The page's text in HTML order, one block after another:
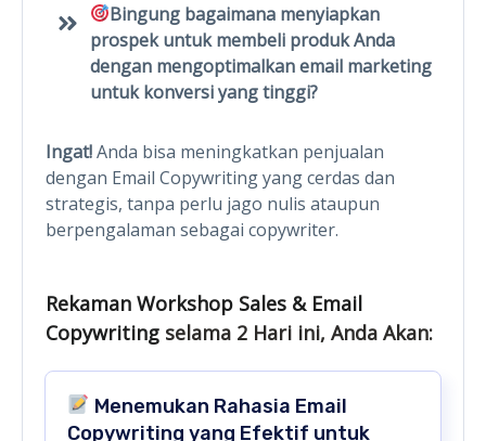
Bingung bagaimana menyiapkan
prospek untuk membeli produk Anda
dengan mengoptimalkan email marketing
untuk konversi yang tinggi?
Ingat!Anda bisa meningkatkan penjualan
dengan Email Copywriting yang cerdas dan
strategis, tanpa perlu jago nulis ataupun
berpengalaman sebagai copywriter.
Rekaman Workshop Sales & Email
Copywriting selama 2 Hari ini, Anda Akan:
Menemukan Rahasia Email
Copywriting yang Efektif untuk